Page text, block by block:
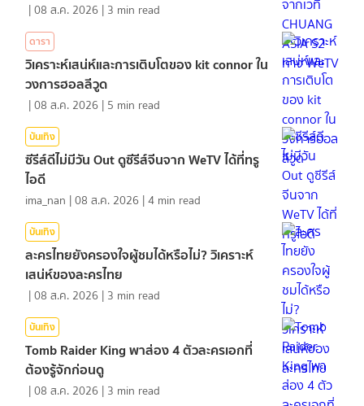
|08 ส.ค. 2026 | 3 min read
ดารา
วิเคราะห์เสน่ห์และการเติบโตของ kit connor ใน
วงการฮอลลีวูด
|08 ส.ค. 2026 | 5 min read
บันเทิง
ซีรีส์ดีไม่มีวัน Out ดูซีรีส์จีนจาก WeTV ได้ที่ทรู
ไอดี
ima_nan |08 ส.ค. 2026 |4 min read
บันเทิง
ละครไทยยังครองใจผู้ชมได้หรือไม่? วิเคราะห์
เสน่ห์ของละครไทย
|08 ส.ค. 2026 | 3 min read
บันเทิง
Tomb Raider King พาส่อง 4 ตัวละครเอกที่
ต้องรู้จักก่อนดู
|08 ส.ค. 2026 | 3 min read